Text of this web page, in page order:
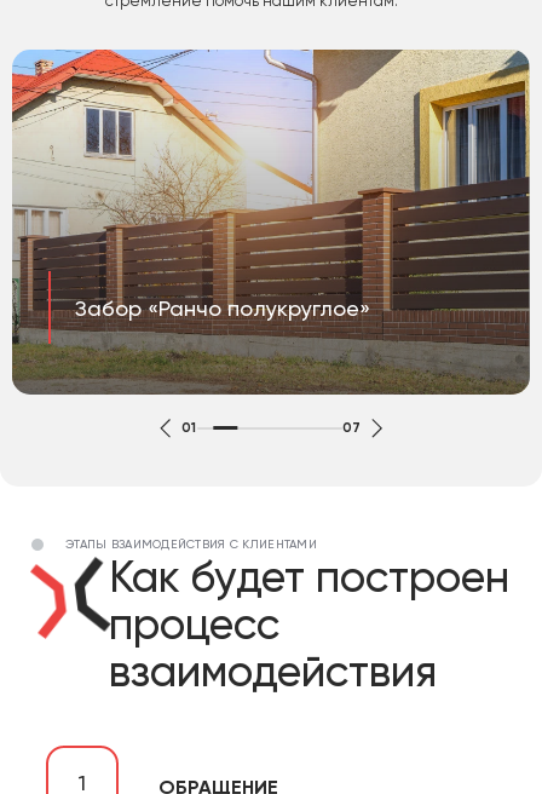
Забор «Ранчо полукруглое»
01 07
ЭТАПЫ ВЗАИМОДЕЙСТВИЯ С КЛИЕНТАМИ
Как будет построен
процесс
взаимодействия
1 ОБРАЩЕНИЕ